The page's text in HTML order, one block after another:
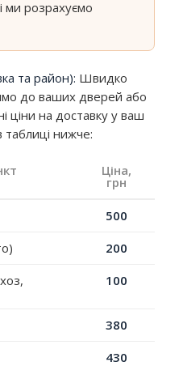
розрахуємо
та район): Швидко
до ваших дверей або
ціни на доставку у ваш
таблиці нижче:
Ціна,
грн
500
200
100
380
430